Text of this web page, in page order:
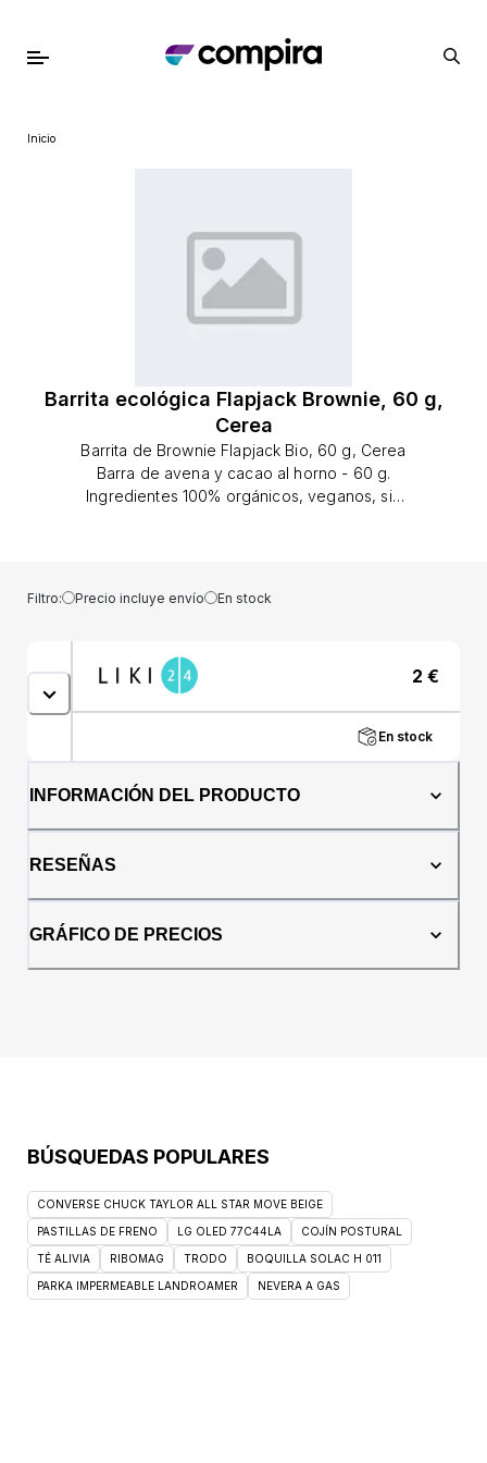
Inicio
Barrita ecológica Flapjack Brownie, 60 g,
Cerea
Barrita de Brownie Flapjack Bio, 60 g, Cerea
Barra de avena y cacao al horno - 60 g.
Ingredientes 100% orgánicos, veganos, sin
saturados 6,1 g; carbohidratos 47 g de los
cuales azúcares 23 g; fibra 6,1 g; proteína 8,4
sirope de agave*, grasas vegetales* (aceite
de girasol*, manteca de karité*, agua, aroma
contenido reducido de grasa*, aroma natural
de café*, lecitina de girasol *, sal. *=
de cáscara de nuez, trazas de: huevo, soja,
Filtro: Precio incluye envío En stock
2 €
En stock
INFORMACIÓN DEL PRODUCTO
RESEÑAS
GRÁFICO DE PRECIOS
BÚSQUEDAS POPULARES
CONVERSE CHUCK TAYLOR ALL STAR MOVE BEIGE
PASTILLAS DE FRENO LG OLED 77C44LA COJÍN POSTURAL
TÉ ALIVIA RIBOMAG TRODO BOQUILLA SOLAC H 011
PARKA IMPERMEABLE LANDROAMER NEVERA A GAS